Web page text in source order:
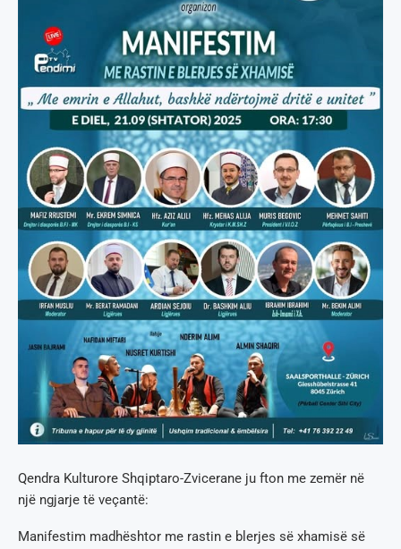
Qendra Kulturore Shqiptaro-Zvicerane ju fton me zemër në
një ngjarje të veçantë:
Manifestim madhështor me rastin e blerjes së xhamisë së